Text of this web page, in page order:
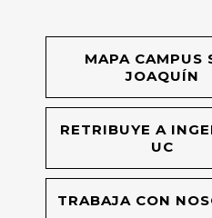
MAPA CAMPUS
JOAQUÍN
RETRIBUYE A
UC
TRABAJA CON